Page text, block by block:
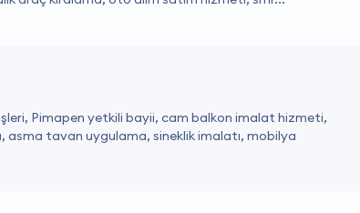
Pimapen yetkili bayii, cam balkon imalat hizmeti,
asma tavan uygulama, sineklik imalatı, mobilya